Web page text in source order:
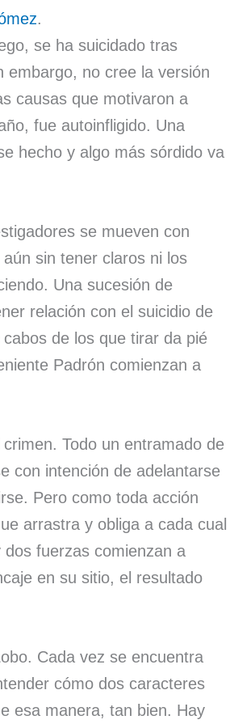
.
se ha suicidado tras
embargo, no cree la versión
causas que motivaron a
fue autoinfligido. Una
hecho y algo más sórdido va
se mueven con
sin tener claros ni los
Una sucesión de
relación con el suicidio de
de los que tirar da pié
Padrón comienzan a
Todo un entramado de
con intención de adelantarse
Pero como toda acción
arrastra y obliga a cada cual
fuerzas comienzan a
en su sitio, el resultado
Cada vez se encuentra
cómo dos caracteres
esa manera, tan bien. Hay